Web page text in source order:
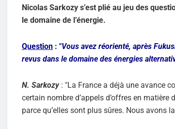
Nicolas Sarkozy s’est plié au jeu des
le domaine de l’énergie.
Question : "Vous avez réorienté, après
revus dans le domaine des énergies
N. Sarkozy: "La France a déjà une avance
certain nombre d’appels d’offres en
parce qu’elles sont plus sûres. Nous avons